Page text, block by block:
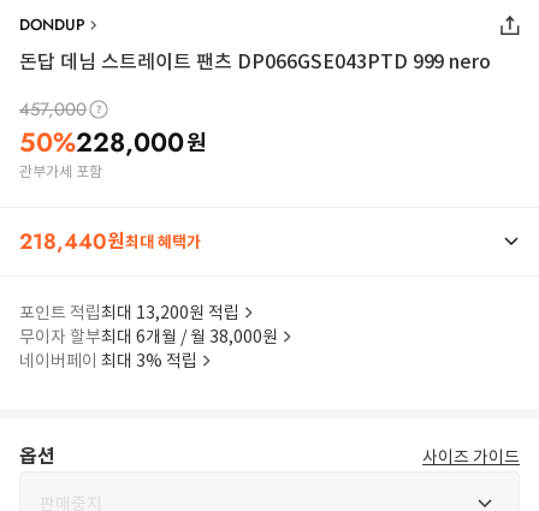
DONDUP
돈답 데님 스트레이트 팬츠 DP066GSE043PTD 999 nero
457,000
50%228,000원
관부가세 포함
218,440원최대 혜택가
포인트 적립최대 13,200원 적립
무이자 할부최대 6개월 / 월 38,000원
네이버페이 최대 3% 적립
옵션 사이즈 가이드
판매중지